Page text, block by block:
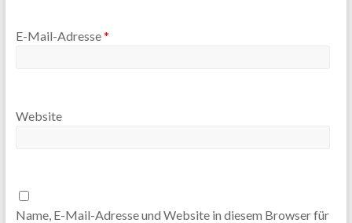
E-Mail-Adresse*
Website
Name, E-Mail-Adresse und Website in diesem Browser für